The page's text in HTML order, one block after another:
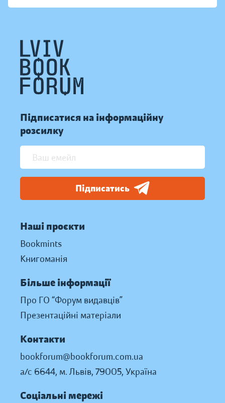
Підписатися на інформаційну
розсилку
Підписатись
Наші проєкти
Bookmints
Книгоманія
Більше інформації
Про ГО “Форум видавців”
Презентаційні матеріали
Контакти
bookforum@bookforum.com.ua
а/с 6644, м. Львів, 79005, Україна
Соціальні мережі